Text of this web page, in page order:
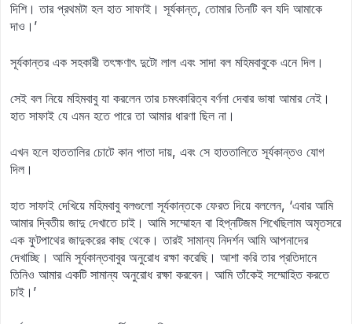
দিশি। তার প্রথমটা হল হাত সাফাই। সূর্যকান্ত, তোমার তিনটি বল যদি আমাকে
দাও।’
সূর্যকান্তর এক সহকারী তৎক্ষণাৎ দুটো লাল এবং সাদা বল মহিমবাবুকে এনে দিল।
সেই বল নিয়ে মহিমবাবু যা করলেন তার চমৎকারিত্ব বর্ণনা দেবার ভাষা আমার নেই।
হাত সাফাই যে এমন হতে পারে তা আমার ধারণা ছিল না।
এখন হলে হাততালির চোটে কান পাতা দায়, এবং সে হাততালিতে সূর্যকান্তও যোগ
দিল।
হাত সাফাই দেখিয়ে মহিমবাবু বলগুলো সূর্যকান্তকে ফেরত দিয়ে বললেন, ‘এবার আমি
আমার দ্বিতীয় জাদু দেখাতে চাই। আমি সম্মোহন বা হিপ্‌নটিজম শিখেছিলাম অমৃতসরে
এক ফুটপাথের জাদুকরের কাছ থেকে। তারই সামান্য নিদর্শন আমি আপনাদের
দেখাচ্ছি। আমি সূর্যকান্তবাবুর অনুরোধ রক্ষা করেছি। আশা করি তার প্রতিদানে
তিনিও আমার একটি সামান্য অনুরোধ রক্ষা করবেন। আমি তাঁকেই সম্মোহিত করতে
চাই।’